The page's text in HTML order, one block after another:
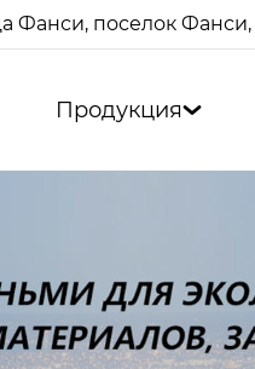
поселок
Продукция